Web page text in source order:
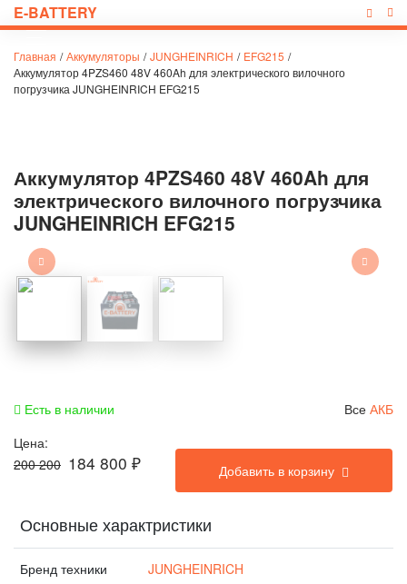
E-BATTERY
Главная / Аккумуляторы / JUNGHEINRICH / EFG215 /
Аккумулятор 4PZS460 48V 460Ah для электрического вилочного
погрузчика JUNGHEINRICH EFG215
Аккумулятор 4PZS460 48V 460Ah для
электрического вилочного погрузчика
JUNGHEINRICH EFG215
Есть в наличии Все АКБ
Цена:
200 200 184 800 ₽ Добавить в корзину
Основные характристики
Бренд техники JUNGHEINRICH